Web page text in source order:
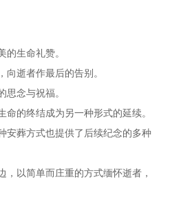
的生命礼赞。
逝者作最后的告别。
思念与祝福。
的终结成为另一种形式的延续。
安葬方式也提供了后续纪念的多种
，以简单而庄重的方式缅怀逝者，